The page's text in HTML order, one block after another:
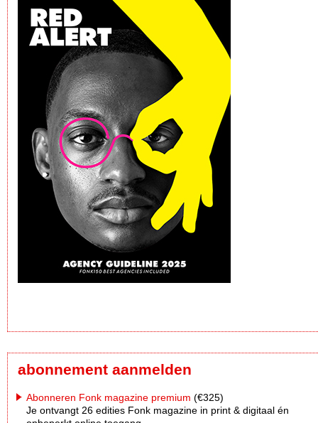
abonnement aanmelden
Abonneren Fonk magazine premium (€325)
Je ontvangt 26 edities Fonk magazine in print & digitaal én